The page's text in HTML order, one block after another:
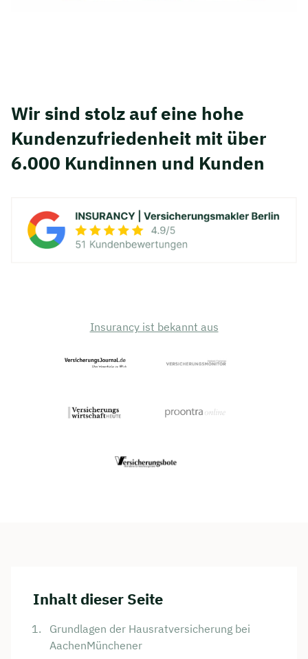
Wir sind stolz auf eine hohe
Kunden­zufriedenheit mit über
6.000 Kundinnen und Kunden
Insurancy ist bekannt aus
Inhalt dieser Seite
Grundlagen der Hausratversicherung bei
AachenMünchener